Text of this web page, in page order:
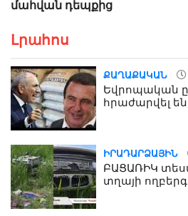
մահվան դեպքից
Լրահոս
ՔԱՂԱՔԱԿԱՆ
Եվրոպական
հրաժարվել
ԻՐԱԴԱՐՁԱՅԻՆ
ԲԱՑԱՌԻԿ
տղայի